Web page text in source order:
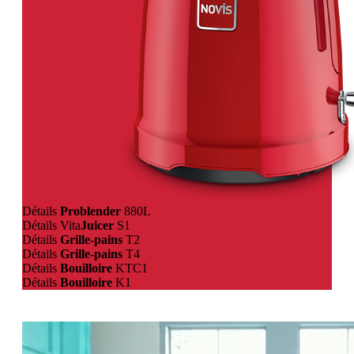
<
>
Détails Problender 880L
Détails VitaJuicer S1
Détails Grille-pains T2
Détails Grille-pains T4
Détails Bouilloire KTC1
Détails Bouilloire K1